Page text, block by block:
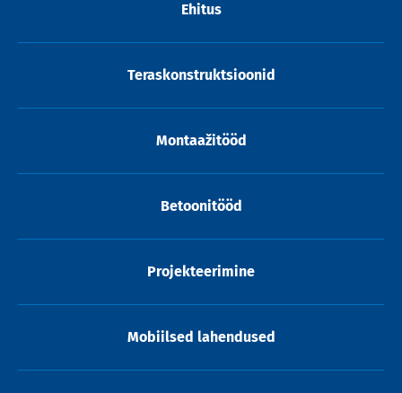
Ehitus
Teraskonstruktsioonid
Montaažitööd
Betoonitööd
Projekteerimine
Mobiilsed lahendused